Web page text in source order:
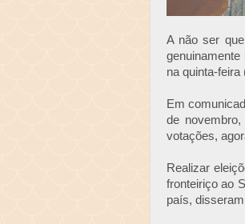
A não ser
na quinta-
Em
de
votações,
Realizar
fronteiriço ao
país,